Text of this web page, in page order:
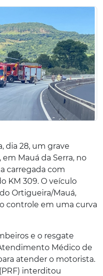
dia 28, um grave
Mauá da Serra, no
carregada com
KM 309. O veículo
Ortigueira/Mauá,
controle em uma curva
e o resgate
Médico de
atender o motorista.
interditou